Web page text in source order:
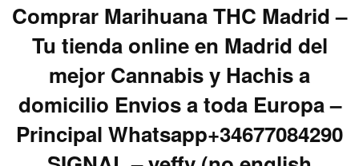
Comprar Marihuana THC Madrid –
Tu tienda online en Madrid del
mejor Cannabis y Hachis a
domicilio Envios a toda Europa –
Principal Whatsapp+34677084290